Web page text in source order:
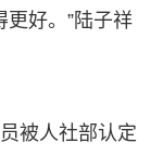
好。”陆子祥
被人社部认定